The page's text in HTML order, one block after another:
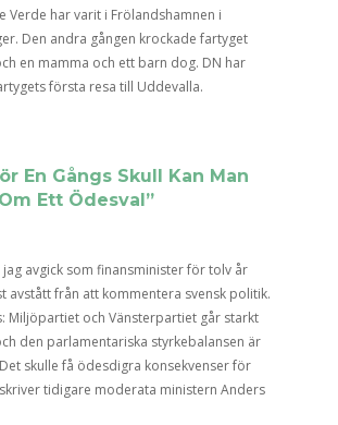
Verde har varit i Frölandshamnen i
Den andra gången krockade fartyget
en mamma och ett barn dog. DN har
första resa till Uddevalla.
En Gångs Skull Kan Man
Ett Ödesval”
jag avgick som finansminister för tolv år
avstått från att kommentera svensk politik.
Miljöpartiet och Vänsterpartiet går starkt
den parlamentariska styrkebalansen är
skulle få ödesdigra konsekvenser för
tidigare moderata ministern Anders